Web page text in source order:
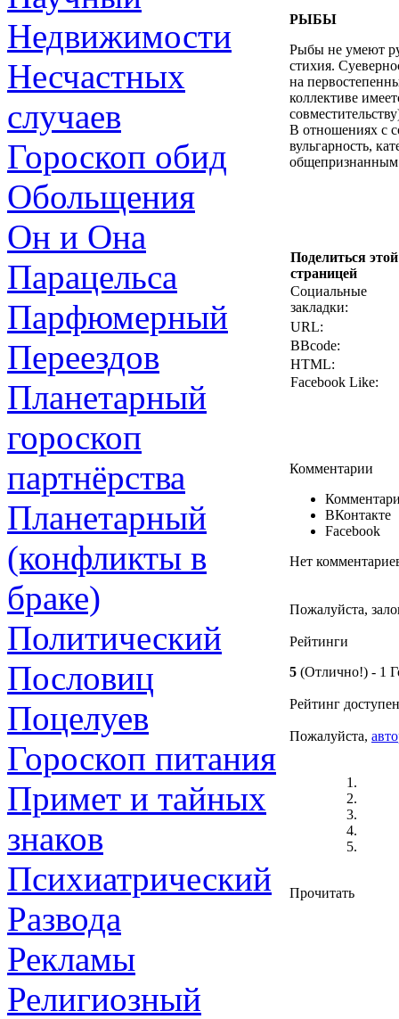
Недвижимости
Несчастных
случаев
Гороскоп обид
Обольщения
Он и Она
Парацельса
Парфюмерный
Переездов
Планетарный
гороскоп
партнёрства
Планетарный
(конфликты в
браке)
Политический
Пословиц
Поцелуев
Гороскоп питания
Примет и тайных
знаков
Психиатрический
Развода
Рекламы
Религиозный
РЫБЫ
Рыбы не умеют
стихия.
на
коллективе
В отношениях с
вульгарность,
Поделиться этой
страницей
Социальные
закладки:
URL:
BBcode:
HTML:
Facebook Like:
Комментарии
ВКонтакте
Facebook
Нет
Пожалуйста,
Рейтинги
5 (Отлично!) - 1
Рейтинг
Пожалуйста,
Прочитать